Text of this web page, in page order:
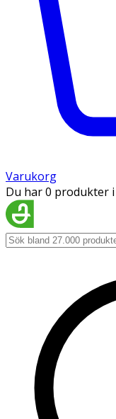
Varukorg
Du har 0 produkter